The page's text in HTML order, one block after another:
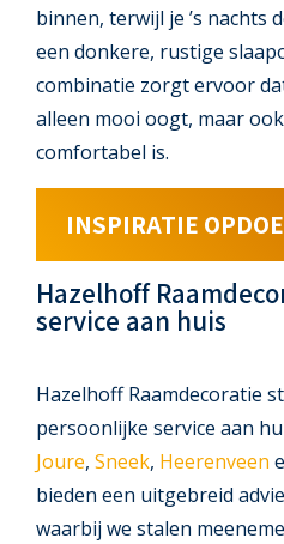
binnen, terwijl je ’s nachts
een donkere, rustige
combinatie zorgt ervoor
alleen mooi oogt, maar
comfortabel is.
INSPIRATIE
Hazelhoff
service aan huis
Hazelhoff Raamdecoratie
persoonlijke service aan
Joure, Sneek, Heerenveen
bieden een uitgebreid
waarbij we stalen